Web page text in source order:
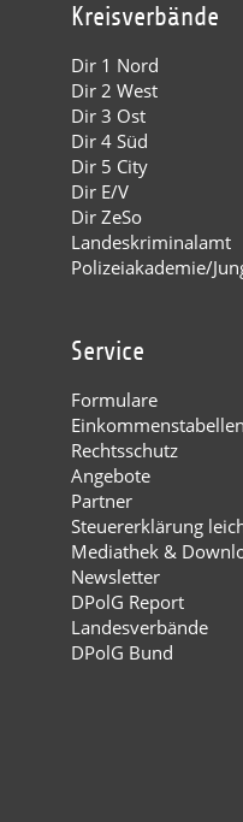
Kreisverbände
Dir 1 Nord
Dir 2 West
Dir 3 Ost
Dir 4 Süd
Dir 5 City
Dir E/V
Dir ZeSo
Landeskriminalamt
Polizeiakademie/
Service
Formulare
Einkommenstabellen
Rechtsschutz
Angebote
Partner
Steuererklärung
Mediathek &
Newsletter
DPolG Report
Landesverbände
DPolG Bund